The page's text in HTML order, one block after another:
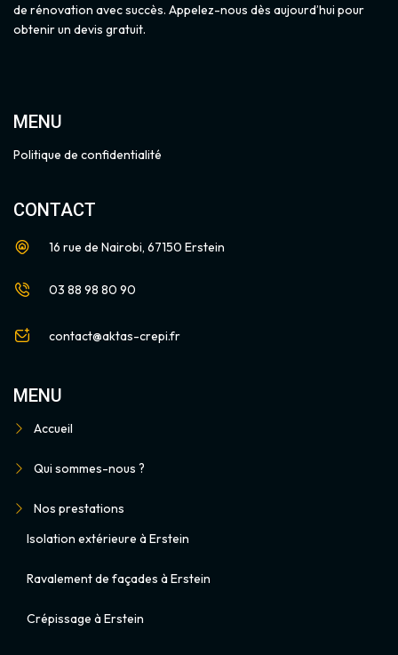
de rénovation avec succès. Appelez-nous dès aujourd’hui pour
obtenir un devis gratuit.
MENU
Politique de confidentialité
CONTACT
16 rue de Nairobi, 67150 Erstein
03 88 98 80 90
contact@aktas-crepi.fr
MENU
Accueil
Qui sommes-nous ?
Nos prestations
Isolation extérieure à Erstein
Ravalement de façades à Erstein
Crépissage à Erstein